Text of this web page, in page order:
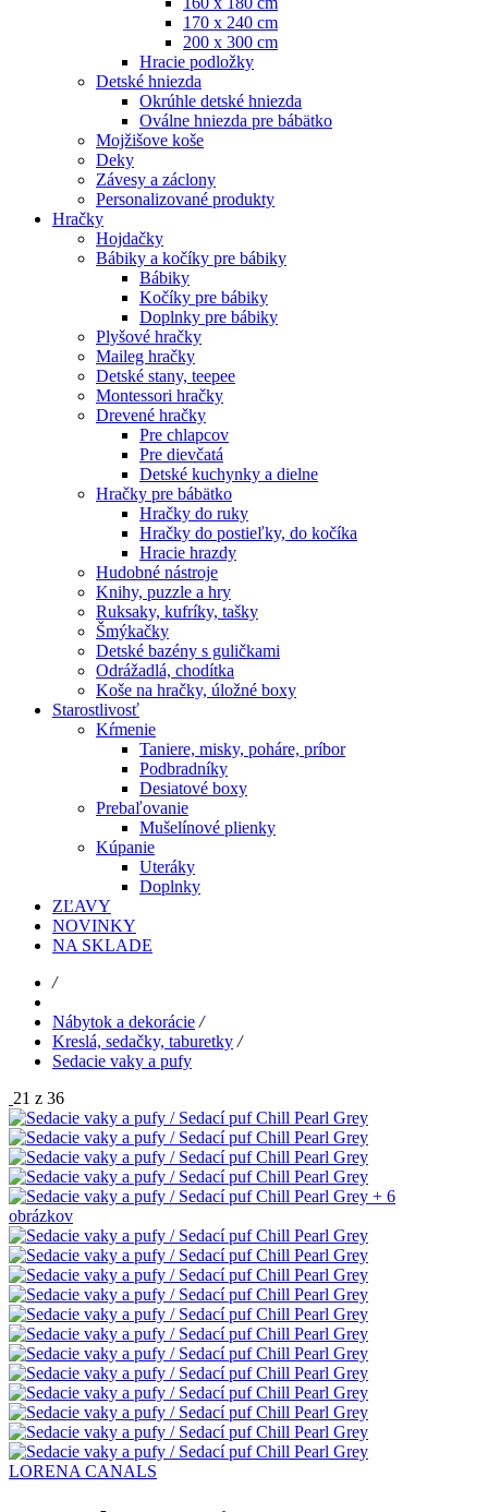
170 x 240 cm
200 x 300 cm
Hracie podložky
Detské hniezda
Okrúhle detské hniezda
Oválne hniezda pre bábätko
Mojžišove koše
Deky
Závesy a záclony
Personalizované produkty
Hračky
Hojdačky
Bábiky a kočíky pre bábiky
Bábiky
Kočíky pre bábiky
Doplnky pre bábiky
Plyšové hračky
Maileg hračky
Detské stany, teepee
Montessori hračky
Drevené hračky
Pre chlapcov
Pre dievčatá
Detské kuchynky a dielne
Hračky pre bábätko
Hračky do ruky
Hračky do postieľky, do kočíka
Hracie hrazdy
Hudobné nástroje
Knihy, puzzle a hry
Ruksaky, kufríky, tašky
Šmýkačky
Detské bazény s guličkami
Odrážadlá, chodítka
Koše na hračky, úložné boxy
Starostlivosť
Kŕmenie
Taniere, misky, poháre, príbor
Podbradníky
Desiatové boxy
Prebaľovanie
Mušelínové plienky
Kúpanie
Uteráky
Doplnky
ZĽAVY
NOVINKY
NA SKLADE
/
Nábytok a dekorácie /
Kreslá, sedačky, taburetky /
Sedacie vaky a pufy
21 z 36
+ 6
obrázkov
LORENA CANALS